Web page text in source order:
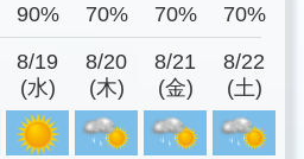
90% 70% 70% 70%
8/19
(水)
8/20
(木)
8/21
(金)
8/22
(土)